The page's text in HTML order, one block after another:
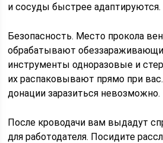
и сосуды быстрее адаптируются.
Безопасность. Место прокола
обрабатывают
инструменты одноразовые и
их распаковывают прямо при
донации заразиться невозможно.
После кроводачи вам выдадут
для работодателя. Посидите